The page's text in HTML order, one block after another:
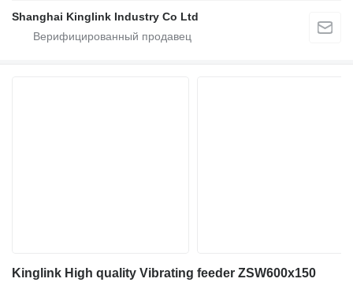
Shanghai Kinglink Industry Co Ltd
Kinglink High quality Vibrating feeder ZSW600x150